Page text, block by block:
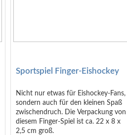
Sportspiel Finger-Eishockey
Nicht nur etwas für Eishockey-Fans,
sondern auch für den kleinen Spaß
zwischendruch. Die Verpackung von
diesem Finger-Spiel ist ca. 22 x 8 x
2,5 cm groß.